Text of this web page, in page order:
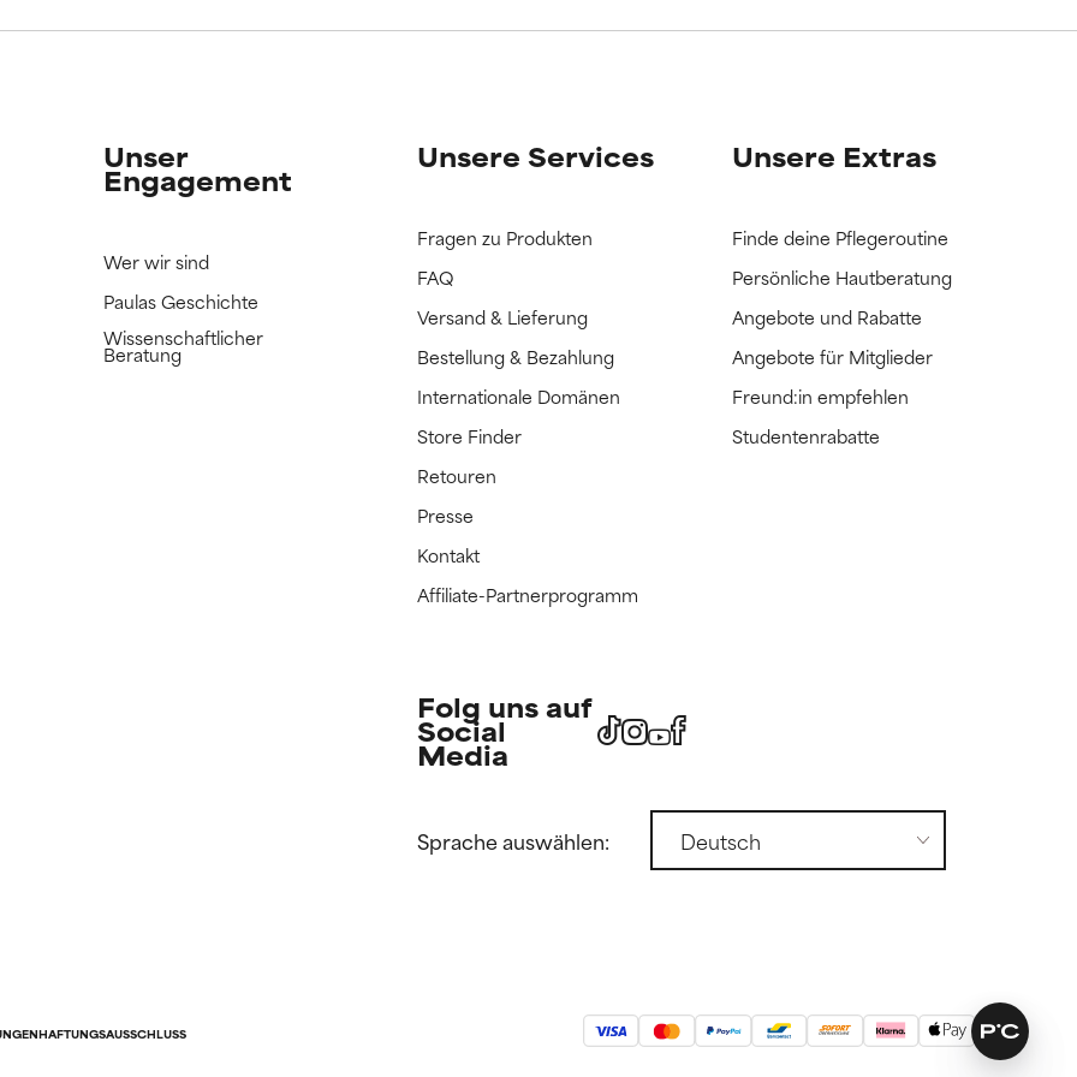
Unser
Engagement
Wer wir sind
Paulas Geschichte
Wissenschaftlicher
Beratung
Unsere Services
Fragen zu Produkten
FAQ
Versand & Lieferung
Bestellung & Bezahlung
Internationale Domänen
Store Finder
Retouren
Presse
Kontakt
Affiliate-Partnerprogramm
Unsere Extras
Finde deine Pflegeroutine
Persönliche Hautberatung
Angebote und Rabatte
Angebote für Mitglieder
Freund:in empfehlen
Studentenrabatte
Folg uns auf
Social
Media
Sprache auswählen:
HAFTUNGSAUSSCHLUSS